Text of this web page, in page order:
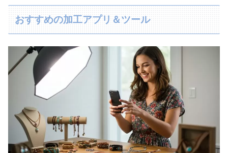
おすすめの加工アプリ＆ツール